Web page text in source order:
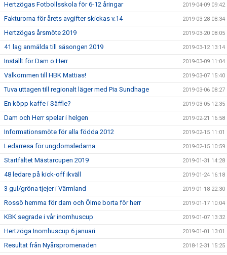
Hertzögas Fotbollsskola för 6-12 åringar 2019-04-09 09:42
Fakturorna för årets avgifter skickas v.14 2019-03-28 08:34
Hertzögas årsmöte 2019 2019-03-20 08:05
41 lag anmälda till säsongen 2019 2019-03-12 13:14
Inställt för Dam o Herr 2019-03-09 11:04
Välkommen till HBK Mattias! 2019-03-07 15:40
Tuva uttagen till regionalt läger med Pia Sundhage 2019-03-06 08:27
En köpp kaffe i Säffle? 2019-03-05 12:35
Dam och Herr spelar i helgen 2019-02-21 16:58
Informationsmöte för alla födda 2012 2019-02-15 11:01
Ledarresa för ungdomsledarna 2019-02-15 10:59
Startfältet Mästarcupen 2019 2019-01-31 14:28
48 ledare på kick-off ikväll 2019-01-24 16:18
3 gul/gröna tjejer i Värmland 2019-01-18 22:30
Rossö hemma för dam och Ölme borta för herr 2019-01-17 10:04
KBK segrade i vår inomhuscup 2019-01-07 13:32
Hertzöga Inomhuscup 6 januari 2019-01-01 13:01
Resultat från Nyårspromenaden 2018-12-31 15:25